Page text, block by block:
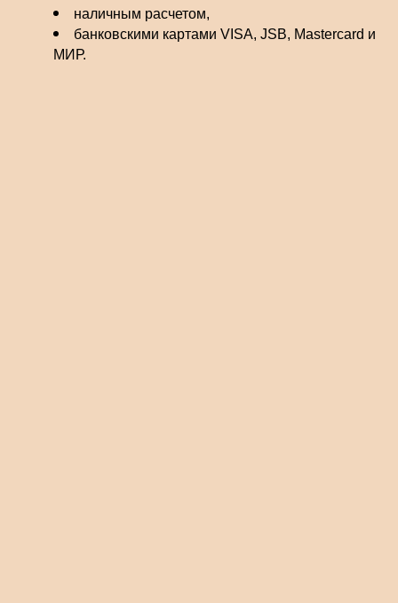
наличным расчетом,
банковскими картами VISA, JSB, Mastercard и
МИР.